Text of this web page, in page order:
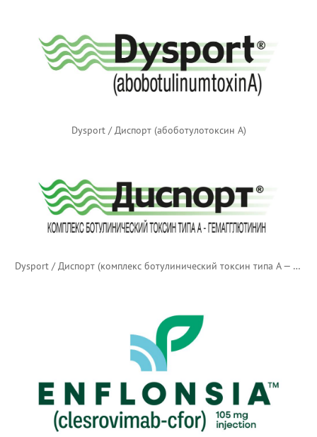
Dysport / Диспорт (абоботулотоксин А)
Dysport / Диспорт (комплекс ботулинический токсин типа А — гемагглютинин) — русский логотип